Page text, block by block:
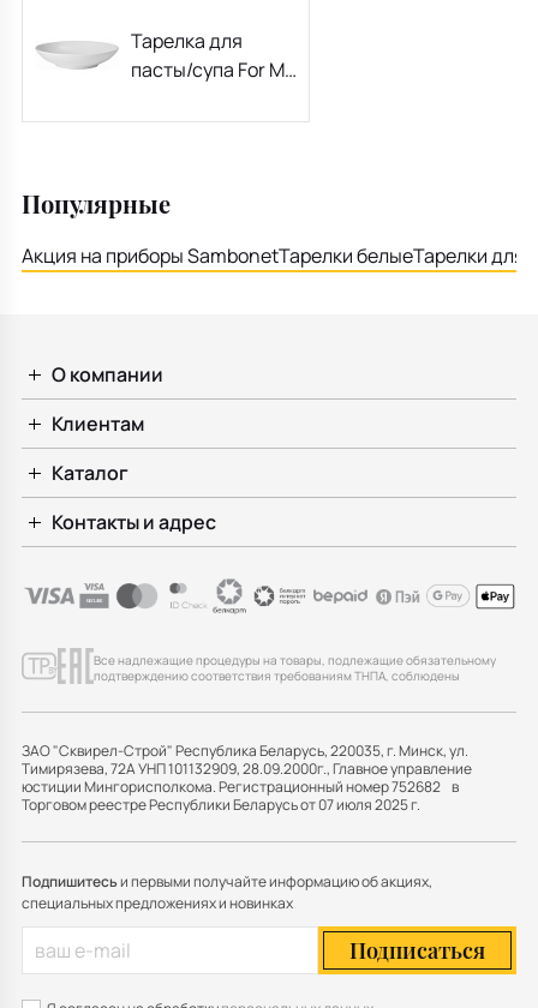
Тарелка для
пасты/супа For Me
Популярные
Акция на приборы SambonetТарелки белыеТарелки для
О компании
Клиентам
Каталог
Контакты и адрес
Все надлежащие процедуры на товары, подлежащие обязательному
подтверждению соответствия требованиям ТНПА, соблюдены
ЗАО "Сквирел-Строй" Республика Беларусь, 220035, г. Минск, ул.
Тимирязева, 72А УНП 101132909, 28.09.2000г., Главное управление
юстиции Мингорисполкома. Регистрационный номер 752682 в
Торговом реестре Республики Беларусь от 07 июля 2025 г.
Подпишитесьи первыми получайте информацию об акциях,
специальных предложениях и новинках
Подписаться